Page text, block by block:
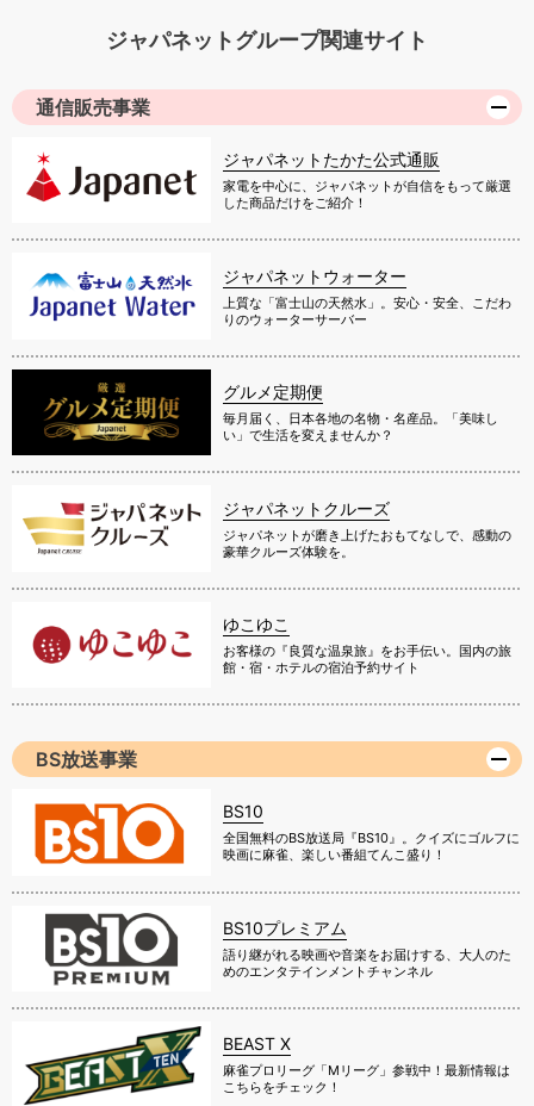
ジャパネットグループ関連サイト
通信販売事業
ジャパネットたかた公式通販
家電を中心に、ジャパネットが自信をもって厳選
した商品だけをご紹介！
ジャパネットウォーター
上質な「富士山の天然水」。安心・安全、こだわ
りのウォーターサーバー
グルメ定期便
毎月届く、日本各地の名物・名産品。「美味し
い」で生活を変えませんか？
ジャパネットクルーズ
ジャパネットが磨き上げたおもてなしで、感動の
豪華クルーズ体験を。
ゆこゆこ
お客様の『良質な温泉旅』をお手伝い。国内の旅
館・宿・ホテルの宿泊予約サイト
BS放送事業
BS10
全国無料のBS放送局『BS10』。クイズにゴルフに
映画に麻雀、楽しい番組てんこ盛り！
BS10プレミアム
語り継がれる映画や音楽をお届けする、大人のた
めのエンタテインメントチャンネル
BEAST X
麻雀プロリーグ「Mリーグ」参戦中！最新情報は
こちらをチェック！